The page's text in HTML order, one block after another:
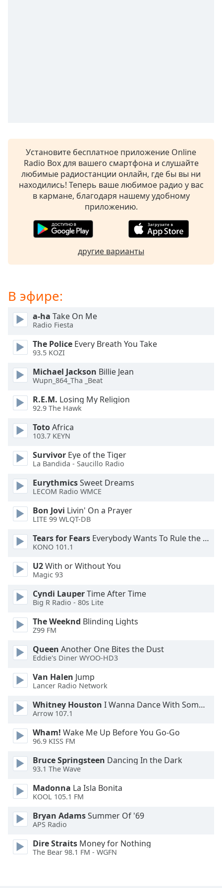
descriptions
off,
selected
subtitles
opens
subtitles
subtitles
Track
in-
Picture
This
modal
window.
Beginning
dialog
window.
Escape
close
window.
Color
Opacity
Text
Background
Color
Opacity
Caption
Area
Background
Size
Edge
Установите бесплатное приложение Online
Radio Box для вашего смартфона и слушайте
любимые радиостанции онлайн, где бы вы ни
находились! Теперь ваше любимое радио у вас
в кармане, благодаря нашему удобному
приложению.
другие варианты
В эфире:
a-ha Take On Me
Radio Fiesta
The Police Every Breath You Take
93.5 KOZI
Michael Jackson Billie Jean
Wupn_864_Tha _Beat
R.E.M. Losing My Religion
92.9 The Hawk
TotoAfrica
103.7 KEYN
Survivor Eye of the Tiger
La Bandida - Saucillo Radio
EurythmicsSweet Dreams
LECOM Radio WMCE
Bon Jovi Livin' On a Prayer
LITE 99 WLQT-DB
Tears for Fears Everybody Wants To Rule the World
KONO 101.1
U2With or Without You
Magic 93
Cyndi LauperTime After Time
Big R Radio - 80s Lite
The Weeknd Blinding Lights
Z99 FM
Queen Another One Bites the Dust
Eddie's Diner WYOO-HD3
Van Halen Jump
Lancer Radio Network
Whitney Houston I Wanna Dance With Somebody
Arrow 107.1
Wham! Wake Me Up Before You Go-Go
96.9 KISS FM
Bruce Springsteen Dancing In the Dark
93.1 The Wave
Madonna La Isla Bonita
KOOL 105.1 FM
Bryan AdamsSummer Of '69
APS Radio
Dire Straits Money for Nothing
The Bear 98.1 FM - WGFN